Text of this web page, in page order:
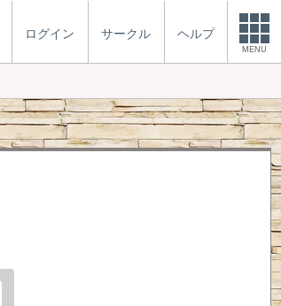
ログイン サークル ヘルプ
MENU